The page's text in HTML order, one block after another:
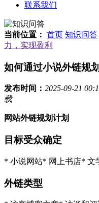
联系我们
当前位置： 首页 知识问答
力，实现盈利
如何通过小说外链规
发布时间： 2025-09-21
载
网站外链规划计划
目标受众确定
* 小说网站* 网上书店* 文
外链类型